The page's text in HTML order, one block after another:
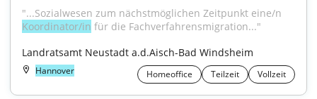
Koordinator/in für die Fachverfahrensmigration..."
Landratsamt Neustadt a.d.Aisch-Bad Windsheim
Hannover Homeoffice Teilzeit Vollzeit